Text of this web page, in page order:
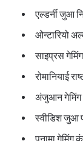
एल्डर्नी जुआ
ओन्टारियो
साइप्रस
रोमानियाई
अंजुआन गेमिंग
स्वीडिश जुआ